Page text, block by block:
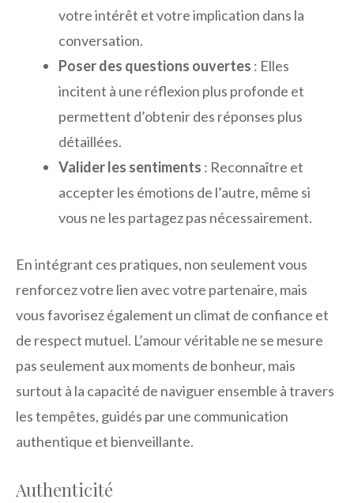
votre intérêt et votre implication dans la
conversation.
Poser des questions ouvertes : Elles
incitent à une réflexion plus profonde et
permettent d’obtenir des réponses plus
détaillées.
Valider les sentiments : Reconnaître et
accepter les émotions de l’autre, même si
vous ne les partagez pas nécessairement.
En intégrant ces pratiques, non seulement vous
renforcez votre lien avec votre partenaire, mais
vous favorisez également un climat de confiance et
de respect mutuel. L’amour véritable ne se mesure
pas seulement aux moments de bonheur, mais
surtout à la capacité de naviguer ensemble à travers
les tempêtes, guidés par une communication
authentique et bienveillante.
Authenticité